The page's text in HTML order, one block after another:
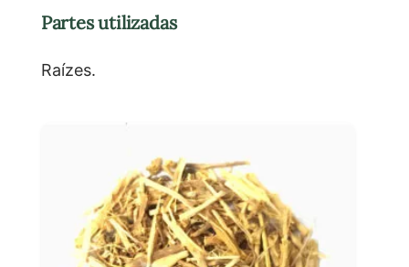
Partes utilizadas
Raízes.